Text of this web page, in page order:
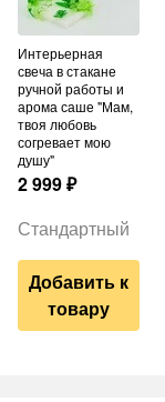
Интерьерная
свеча в стакане
ручной работы и
арома саше "Мам,
твоя любовь
согревает мою
душу"
2 999₽
Стандартный
Добавить к
товару